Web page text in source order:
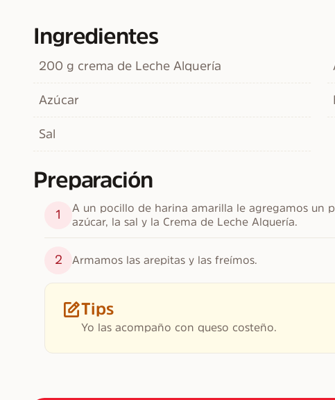
Ingredientes
200 g crema de Leche Alquería
Azúcar
Sal
Preparación
1
A un pocillo de harina amarilla le agregamos un
azúcar, la sal y la Crema de Leche Alquería.
2 Armamos las arepitas y las freímos.
Tips
Yo las acompaño con queso costeño.